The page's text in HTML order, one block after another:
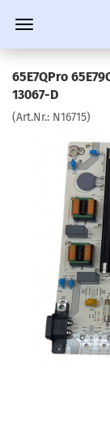
65E7QPro
13067-D
(Art.Nr.: N16715)